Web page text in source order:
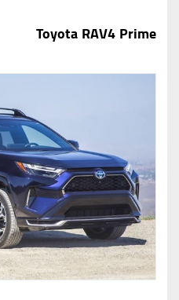
Toyota RAV4 Prime